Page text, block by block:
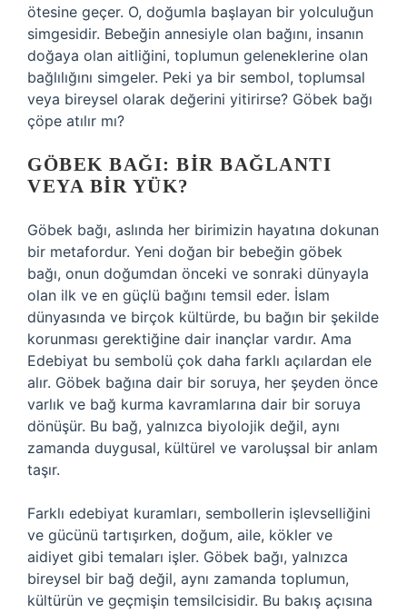
ötesine geçer. O, doğumla başlayan bir yolculuğun
simgesidir. Bebeğin annesiyle olan bağını, insanın
doğaya olan aitliğini, toplumun geleneklerine olan
bağlılığını simgeler. Peki ya bir sembol, toplumsal
veya bireysel olarak değerini yitirirse? Göbek bağı
çöpe atılır mı?
GÖBEK BAĞI: BIR BAĞLANTI
VEYA BIR YÜK?
Göbek bağı, aslında her birimizin hayatına dokunan
bir metafordur. Yeni doğan bir bebeğin göbek
bağı, onun doğumdan önceki ve sonraki dünyayla
olan ilk ve en güçlü bağını temsil eder. İslam
dünyasında ve birçok kültürde, bu bağın bir şekilde
korunması gerektiğine dair inançlar vardır. Ama
Edebiyat bu sembolü çok daha farklı açılardan ele
alır. Göbek bağına dair bir soruya, her şeyden önce
varlık ve bağ kurma kavramlarına dair bir soruya
dönüşür. Bu bağ, yalnızca biyolojik değil, aynı
zamanda duygusal, kültürel ve varoluşsal bir anlam
taşır.
Farklı edebiyat kuramları, sembollerin işlevselliğini
ve gücünü tartışırken, doğum, aile, kökler ve
aidiyet gibi temaları işler. Göbek bağı, yalnızca
bireysel bir bağ değil, aynı zamanda toplumun,
kültürün ve geçmişin temsilcisidir. Bu bakış açısına